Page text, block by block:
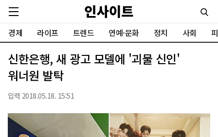
경제 라이프 트렌드 연예·문화 정치 사회
신한은행, 새 광고 모델에 '괴물 신인'
워너원 발탁
입력 2018.05.18. 15:51